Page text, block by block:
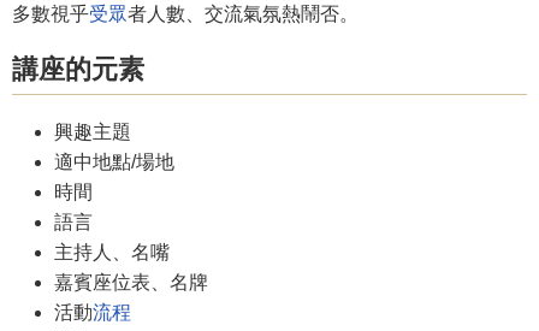
多數視乎受眾者人數、交流氣氛熱鬧否。
講座的元素
興趣主題
適中地點/場地
時間
語言
主持人、名嘴
嘉賓座位表、名牌
活動流程